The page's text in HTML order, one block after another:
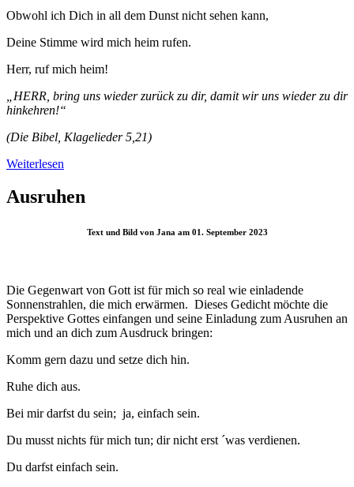
Obwohl ich Dich in all dem Dunst nicht sehen kann,
Deine Stimme wird mich heim rufen.
Herr, ruf mich heim!
„HERR, bring uns wieder zurück zu dir, damit wir uns wieder zu dir
hinkehren!“
(Die Bibel, Klagelieder 5,21)
Weiterlesen
Ausruhen
Text und Bild von Jana am 01. September 2023
Die Gegenwart von Gott ist für mich so real wie einladende
Sonnenstrahlen, die mich erwärmen. Dieses Gedicht möchte die
Perspektive Gottes einfangen und seine Einladung zum Ausruhen an
mich und an dich zum Ausdruck bringen:
Komm gern dazu und setze dich hin.
Ruhe dich aus.
Bei mir darfst du sein; ja, einfach sein.
Du musst nichts für mich tun; dir nicht erst ´was verdienen.
Du darfst einfach sein.